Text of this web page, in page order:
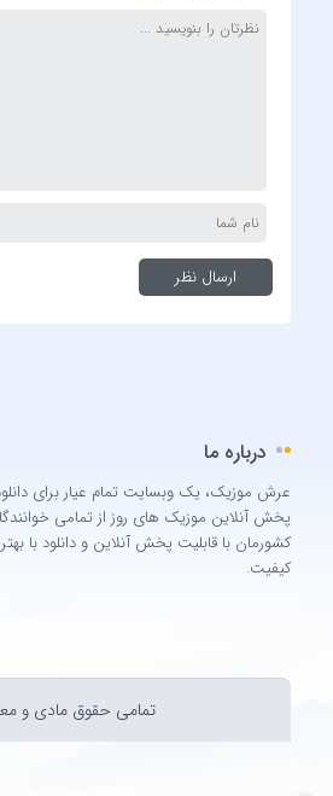
درباره ما
عرش موزیک، یک وبسایت تمام عیار برای
پخش آنلاین موزیک های روز از تمامی
کشورمان با قابلیت پخش آنلاین و دانلود با
کیفیت.
تمامی حقوق مادی و